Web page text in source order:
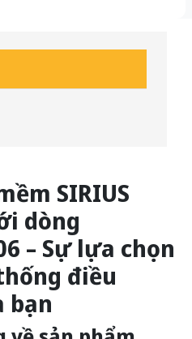
SIRIUS
dòng
– Sự lựa chọn
điều
bạn